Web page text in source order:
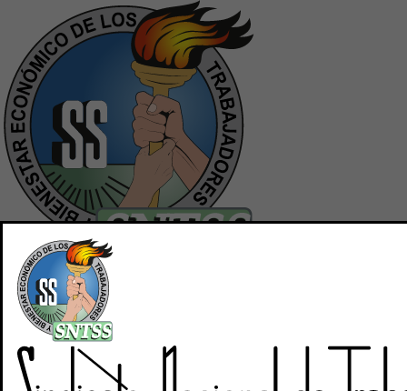
Inicio
Quiénes Somos